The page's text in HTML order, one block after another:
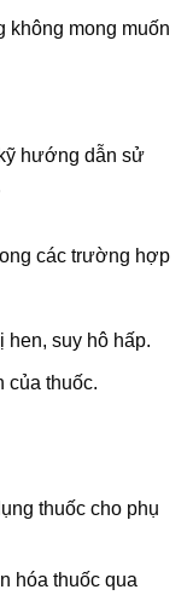
không mong muốn
hướng dẫn sử
các trường hợp
hen, suy hô hấp.
của thuốc.
thuốc cho phụ
hóa thuốc qua